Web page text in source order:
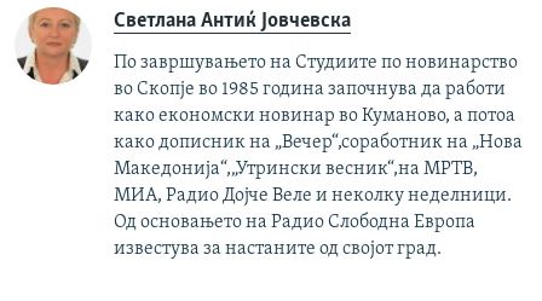
Светлана Антиќ Јовчевска
По завршувањето на Студиите по новинарство
во Скопје во 1985 година започнува да работи
како економски новинар во Куманово, а потоа
како дописник на „Вечер“,соработник на „Нова
Македонија“,„Утрински весник“,на МРТВ,
МИА, Радио Дојче Веле и неколку неделници.
Од основањето на Радио Слободна Европа
известува за настаните од својот град.